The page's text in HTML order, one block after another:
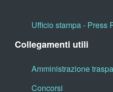
Ufficio stampa - Press
Collegamenti utili
Amministrazione
Concorsi